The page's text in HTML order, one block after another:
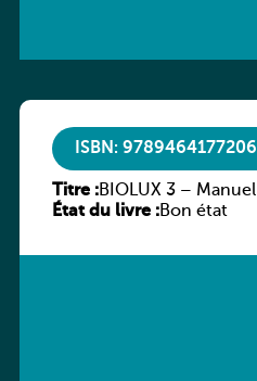
ISBN: 9789464177206
Titre :BIOLUX 3 – Manuel
État du livre :Bon état